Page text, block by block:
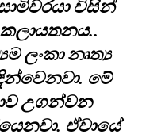
විසින්
කලායතනය..
ලංකා නෘත්‍ය
මේ
උගන්වන
ඒවායේ